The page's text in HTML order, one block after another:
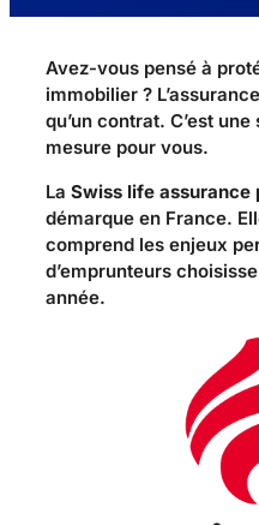
Avez-vous pensé à
immobilier ?
qu’un contrat. C’est
mesure pour vous.
La Swiss life assurance
démarque en France.
comprend les enjeux
d’emprunteurs
année.